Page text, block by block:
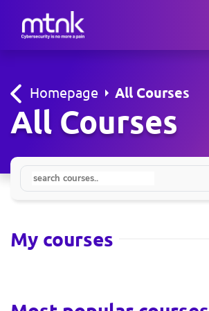
Homepage All Courses
All Courses
My courses